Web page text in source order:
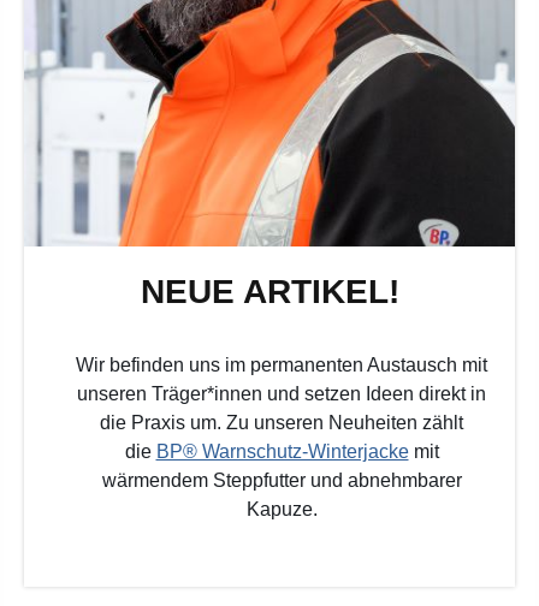
NEUE ARTIKEL!
Wir befinden uns im permanenten Austausch mit
unseren Träger*innen und setzen Ideen direkt in
die Praxis um. Zu unseren Neuheiten zählt
die BP® Warnschutz-Winterjackemit
wärmendem Steppfutter und abnehmbarer
Kapuze.